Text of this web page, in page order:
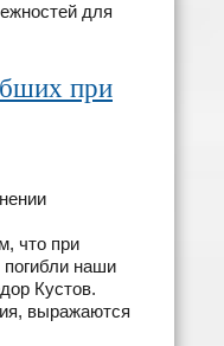
для
при
что при
погибли наши
Кустов.
выражаются